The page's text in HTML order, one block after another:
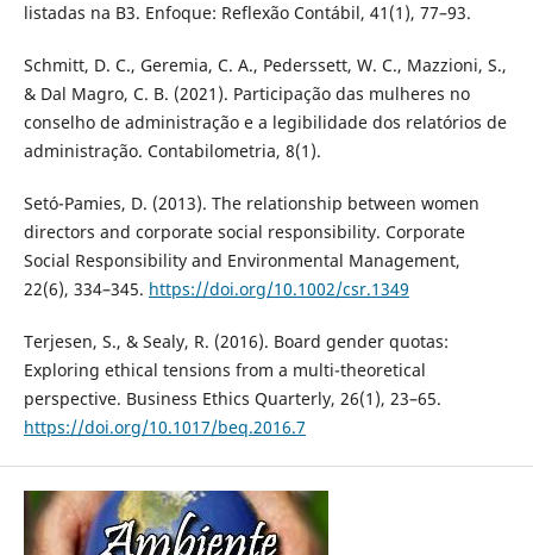
listadas na B3. Enfoque: Reflexão Contábil, 41(1), 77–93.
Schmitt, D. C., Geremia, C. A., Pederssett, W. C., Mazzioni, S.,
& Dal Magro, C. B. (2021). Participação das mulheres no
conselho de administração e a legibilidade dos relatórios de
administração. Contabilometria, 8(1).
Setó-Pamies, D. (2013). The relationship between women
directors and corporate social responsibility. Corporate
Social Responsibility and Environmental Management,
22(6), 334–345. https://doi.org/10.1002/csr.1349
Terjesen, S., & Sealy, R. (2016). Board gender quotas:
Exploring ethical tensions from a multi-theoretical
perspective. Business Ethics Quarterly, 26(1), 23–65.
https://doi.org/10.1017/beq.2016.7